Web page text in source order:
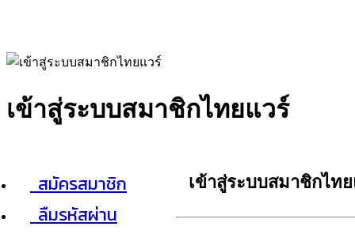
เข้าสู่ระบบสมาชิกไทยแวร์
สมัครสมาชิก
ลืมรหัสผ่าน
เข้าสู่ระบบสมาชิกไท